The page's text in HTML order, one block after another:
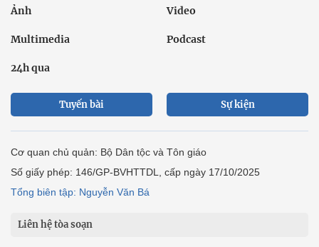
Ảnh Video
Multimedia Podcast
24h qua
Tuyến bài Sự kiện
Cơ quan chủ quản: Bộ Dân tộc và Tôn giáo
Số giấy phép: 146/GP-BVHTTDL, cấp ngày 17/10/2025
Tổng biên tập: Nguyễn Văn Bá
Liên hệ tòa soạn